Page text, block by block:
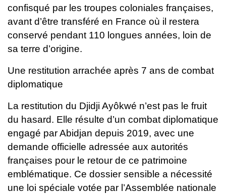
confisqué par les troupes coloniales françaises,
avant d’être transféré en France où il restera
conservé pendant 110 longues années, loin de
sa terre d’origine.
Une restitution arrachée après 7 ans de combat
diplomatique
La restitution du Djidji Ayôkwé n’est pas le fruit
du hasard. Elle résulte d’un combat diplomatique
engagé par Abidjan depuis 2019, avec une
demande officielle adressée aux autorités
françaises pour le retour de ce patrimoine
emblématique. Ce dossier sensible a nécessité
une loi spéciale votée par l’Assemblée nationale